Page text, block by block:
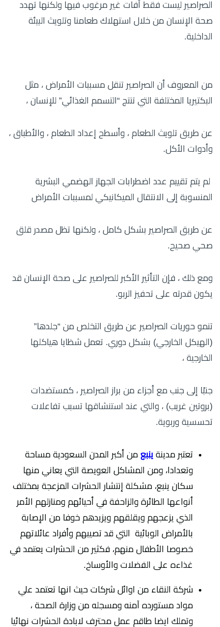
الصراصير ليست فقط آفات غير مرغوب فيها ولكنها تهدد
صحة الإنسان من خلال استهلاك طعامنا وتلويث البيئة
الداخلية.
من المعروف أن الصراصير تنقل مسببات الأمراض ، مثل
البكتيريا المختلفة التي تنتج “التسمم الغذائي” للإنسان ،
عن طريق تلويث الطعام ، وأسطح إعداد الطعام ، والأطباق ،
وأدوات الأكل.
لم يتم تقييم عدد اضطرابات الجهاز الهضمي البشرية
المنسوبة إلى الانتقال الميكانيكي لمسببات الأمراض
عن طريق الصراصير بشكل كامل ، ولكنها تظل مصدر قلق
صحي صحيح.
ومع ذلك ، فإن التأثير الأكبر للصراصير على صحة الإنسان قد
يكون قدرته على تحفيز الربو.
تنمو حوريات الصراصير عن طريق التخلص من “جلدها”
(الهيكل الخارجي) بشكل دوري. تعمل شظايا هياكلها
الخارجية ،
جنبًا إلى جنب مع أجزاء من براز الصراصير ، كمستضدات
(بروتين غريب) ، والتي عند استنشاقها تسبب تفاعلات
تحسسية وربوية.
تعتبر مدينة ينبع من أكبر المدن السعودية مساحة
وتعدادا، ومن المشاكل العويصة التي يعاني منها
سكان ينبع، مشكلة إنتشار الحشرات المزعجة بمختلف
أنواعها الطائرة والزاحفة في أحيائهم ومنازلهم الأمر
الذي يزعجهم ويقلقهم ويزيدهم خوفا من الإصابة
بالأمراض الوبائية التي قد تصيبهم وأفراد عائلاتهم
خصوصا الأطفال منهم، فكثير من الحشرات يعتمد في
غذاءه على الفضلات والأوساخ.
شركة النقاء من اوائل شركات حيث انها تعتمد علي
مواد مستورده آمنه ومسجله من وزارة الصحة ،
وتملك ايضا طاقم عمل محترف لابادة الحشرات نهائيا